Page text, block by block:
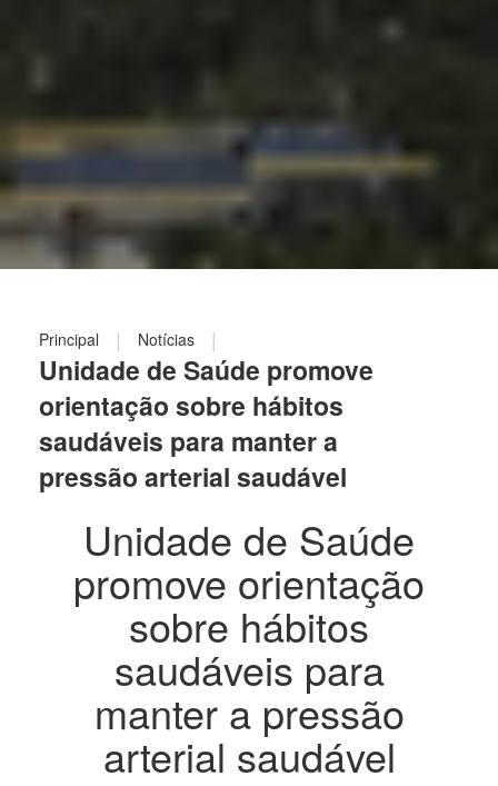
Principal | Notícias |
Unidade de Saúde promove
orientação sobre hábitos
saudáveis para manter a
pressão arterial saudável
Unidade de Saúde
promove orientação
sobre hábitos
saudáveis para
manter a pressão
arterial saudável